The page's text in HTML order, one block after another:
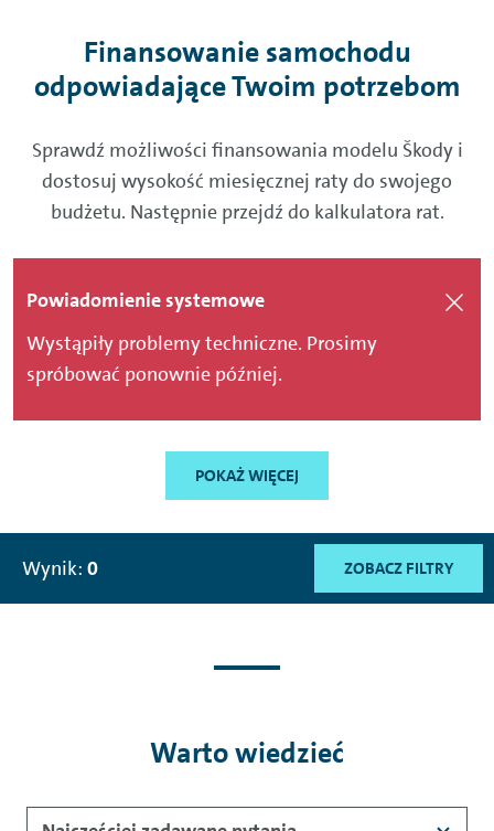
Finansowanie samochodu
odpowiadające Twoim potrzebom
Sprawdź możliwości finansowania modelu Škody i
dostosuj wysokość miesięcznej raty do swojego
budżetu. Następnie przejdź do kalkulatora rat.
Powiadomienie systemowe
Wystąpiły problemy techniczne. Prosimy
spróbować ponownie później.
Wynik: 0 ZOBACZ FILTRY
POKAŻ WIĘCEJ
Warto wiedzieć